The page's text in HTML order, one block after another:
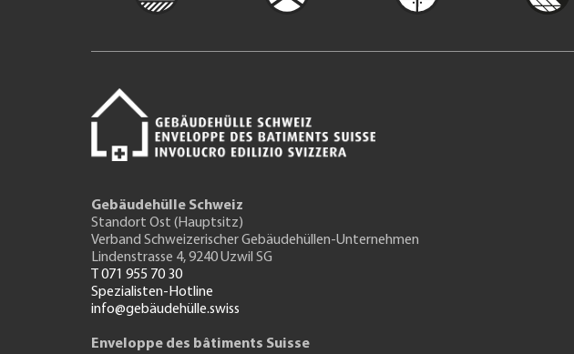
Gebäudehülle Schweiz
Standort Ost (Hauptsitz)
Verband Schweizerischer Gebäudehüllen-Unternehmen
Lindenstrasse 4, 9240 Uzwil SG
T 071 955 70 30
Spezialisten-Hotline
info@gebäudehülle.swiss
Enveloppe des bâtiments Suisse